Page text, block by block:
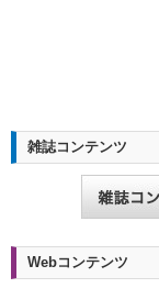
雑誌コンテンツ
Webコンテンツ